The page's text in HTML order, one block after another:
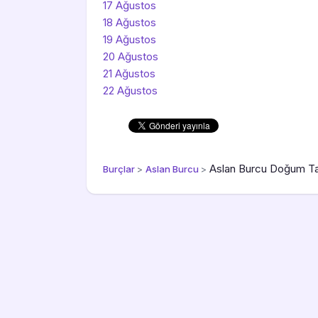
17 Ağustos
18 Ağustos
19 Ağustos
20 Ağustos
21 Ağustos
22 Ağustos
Burçlar > Aslan Burcu > Aslan Burcu Doğum